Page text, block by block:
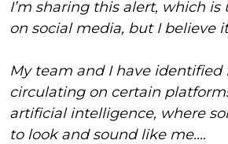
I’m sharing this alert, which
on social media, but I believe
My team and I have identified
circulating on certain
artificial intelligence, where
to look and sound like me.…